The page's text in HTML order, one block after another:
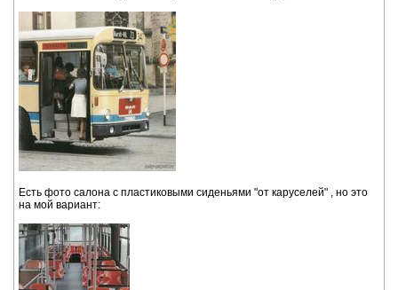
Есть фото салона с пластиковыми сиденьями "от каруселей" , но это
на мой вариант: